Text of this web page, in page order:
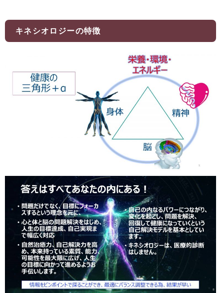
キネシオロジーの特徴